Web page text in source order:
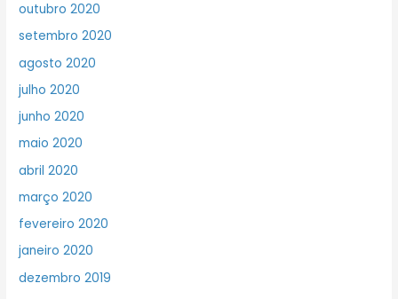
outubro 2020
setembro 2020
agosto 2020
julho 2020
junho 2020
maio 2020
abril 2020
março 2020
fevereiro 2020
janeiro 2020
dezembro 2019